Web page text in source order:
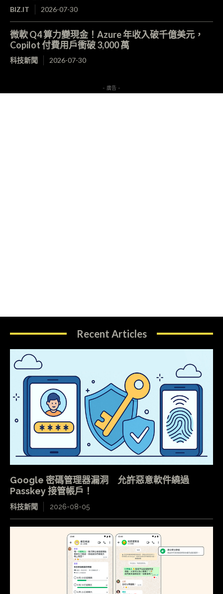
BIZ.IT 2026-07-30
微軟 Q4 算力變現金！Azure 年收入破千億美元，
Copilot 付費用戶衝破 3,000 萬
科技新聞 2026-07-30
- 廣告 -
Recent Articles
Google 密碼管理器漏洞 允許惡意軟件繞過
Passkey 接管帳戶！
科技新聞 2026-08-05